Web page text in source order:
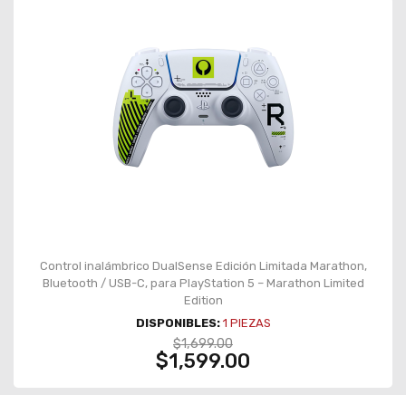
Control inalámbrico DualSense Edición Limitada Marathon,
Bluetooth / USB-C, para PlayStation 5 – Marathon Limited
Edition
DISPONIBLES: 1 PIEZAS
$1,699.00
$1,599.00